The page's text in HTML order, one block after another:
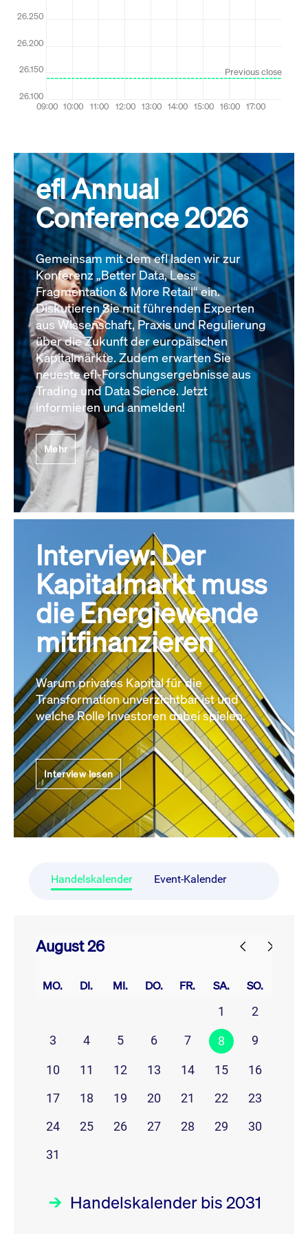
efl Annual
Conference 2026
Gemeinsam mit dem efl laden wir zur
Konferenz „Better Data, Less
Fragmentation & More Retail“ ein.
Diskutieren Sie mit führenden Experten
aus Wissenschaft, Praxis und Regulierung
über die Zukunft der europäischen
Kapitalmärkte. Zudem erwarten Sie
neueste efl-Forschungsergebnisse aus
Trading und Data Science. Jetzt
informieren und anmelden!
Mehr
Interview: Der
Kapitalmarkt muss
die Energiewende
mitfinanzieren
Warum privates Kapital für die
Transformation unverzichtbar ist und
welche Rolle Investoren dabei spielen.
Interview lesen
Handelskalender Event-Kalender
August 26
MO. DI. MI. DO. FR. SA. SO.
1
2
3
4 5 6 7 8 9
10 11 12 13 14 15
16
17
18 19 20 21 22
23
24
25 26 27 28 29
30
31
Handelskalender bis 2031